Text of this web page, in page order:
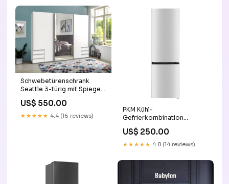
Schwebetürenschrank
Seattle 3-türig mit Spiegel
und Schubladen B/H/T ca.
270 x 208 x 65 cm
Farbe:Plankeneiche
US$ 550.00
★★★★★ 4.4 (16 reviews)
PKM Kühl-
Gefrierkombination
Farbe:Inox Design
US$ 250.00
★★★★★ 4.8 (14 reviews)